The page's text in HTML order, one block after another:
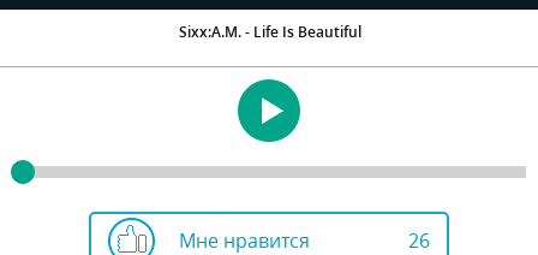
Sixx:A.M. - Life Is Beautiful
Мне нравится 26